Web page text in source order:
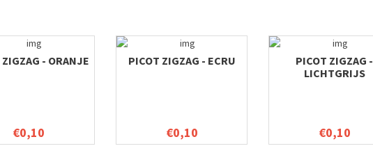
- ORANJE
€0,10
PICOT ZIGZAG - ECRU
€0,10
PICOT ZIGZAG -
LICHTGRIJS
€0,10